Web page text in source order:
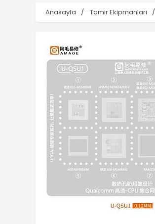
Anasayfa Tamir Ekipmanları